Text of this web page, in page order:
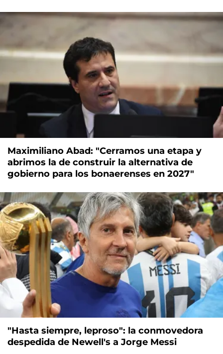
Maximiliano Abad: "Cerramos una etapa y
abrimos la de construir la alternativa de
gobierno para los bonaerenses en 2027"
"Hasta siempre, leproso": la conmovedora
despedida de Newell's a Jorge Messi